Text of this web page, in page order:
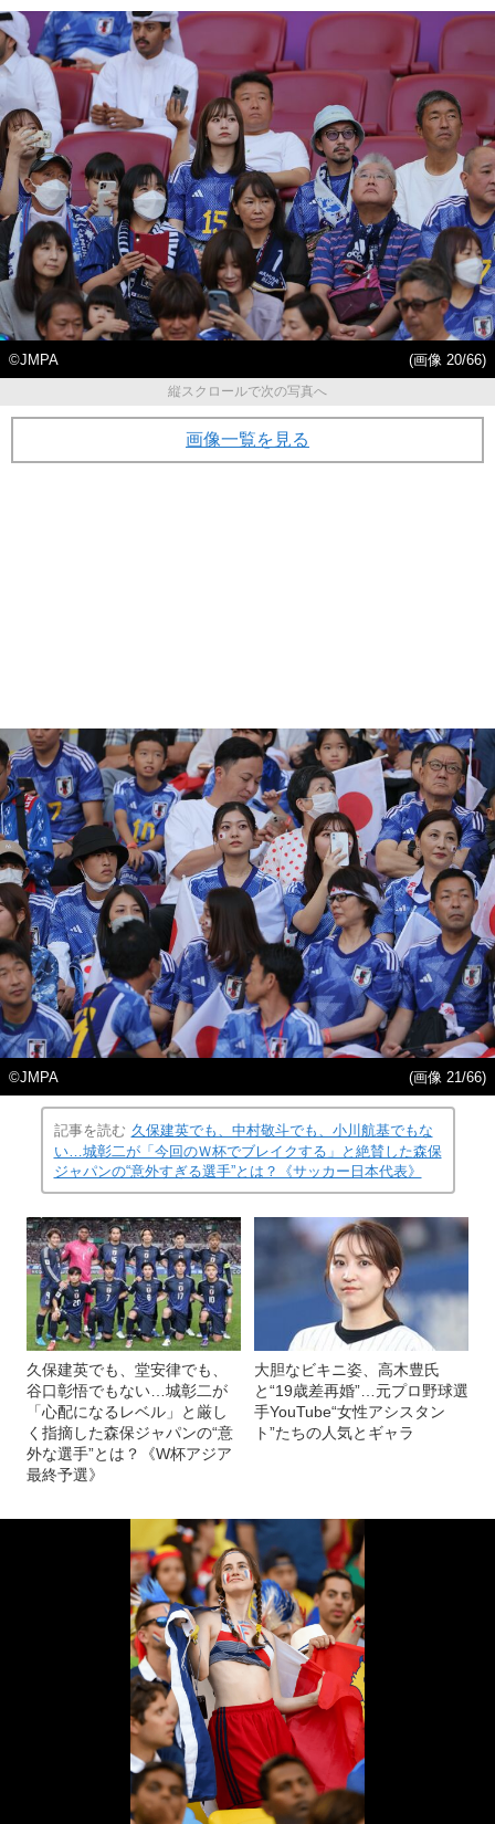
©JMPA
(画像 20/66)
縦スクロールで次の写真へ
画像一覧を見る
©JMPA (画像 21/66)
記事を読む 久保建英でも、中村敬斗でも、小川航基でもな
い…城彰二が「今回のＷ杯でブレイクする」と絶賛した森保
ジャパンの“意外すぎる選手”とは？《サッカー日本代表》
久保建英でも、堂安律でも、
谷口彰悟でもない…城彰二が
「心配になるレベル」と厳し
く指摘した森保ジャパンの“意
外な選手”とは？《W杯アジア
最終予選》
大胆なビキニ姿、高木豊氏
と“19歳差再婚”…元プロ野球選
手YouTube“女性アシスタン
ト”たちの人気とギャラ